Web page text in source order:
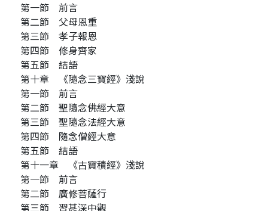
第一節 前言
第二節 父母恩重
第三節 孝子報恩
第四節 修身齊家
第五節 結語
第十章 《隨念三寶經》淺說
第一節 前言
第二節 聖隨念佛經大意
第三節 聖隨念法經大意
第四節 隨念僧經大意
第五節 結語
第十一章 《古寶積經》淺說
第一節 前言
第二節 廣修菩薩行
第三節 習甚深中觀